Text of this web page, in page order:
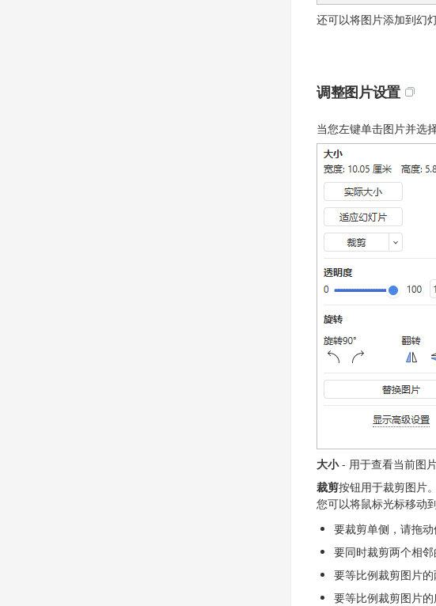
还可以将图片添加到幻
调整图片设置
当您左键单击图片并选
大小- 用于查看当前图
裁剪按钮用于裁剪图片
您可以将鼠标光标移动
要裁剪单侧，请拖动
要同时裁剪两个相邻
要等比例裁剪图片
要等比例裁剪图片